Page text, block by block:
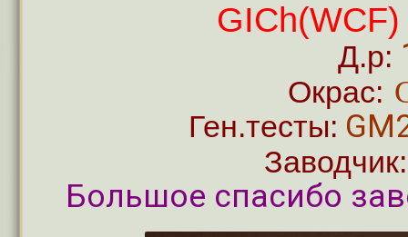
GICh(WCF)
Д.р:
Окрас:
Ген.тесты:
Большое спасибо